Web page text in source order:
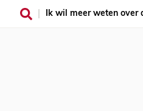
Ik wil meer weten over